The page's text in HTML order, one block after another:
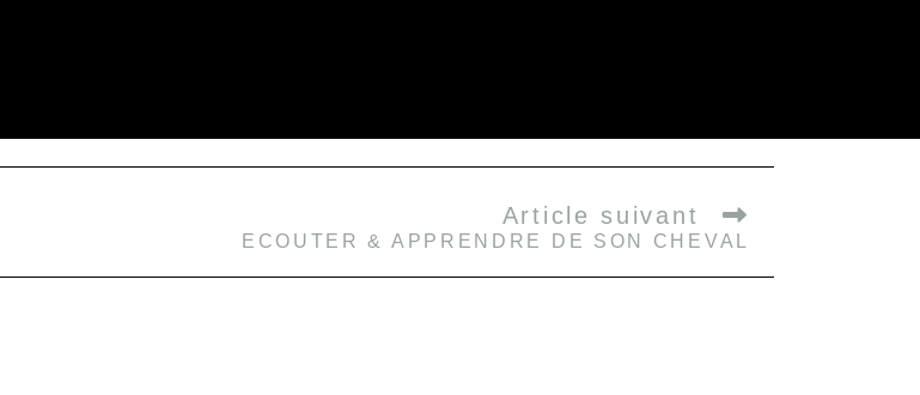
Article suivant
ECOUTER & APPRENDRE DE SON CHEVAL